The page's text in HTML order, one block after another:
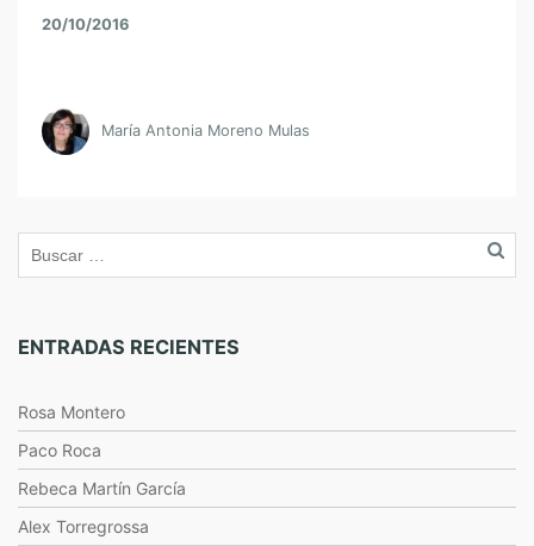
20/10/2016
María Antonia Moreno Mulas
ENTRADAS RECIENTES
Rosa Montero
Paco Roca
Rebeca Martín García
Alex Torregrossa